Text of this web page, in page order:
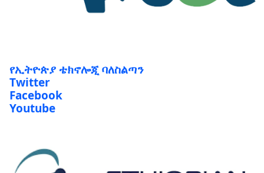
የኢትዮጵያ ቴክኖሎጂ ባለስልጣን
Twitter
Facebook
Youtube